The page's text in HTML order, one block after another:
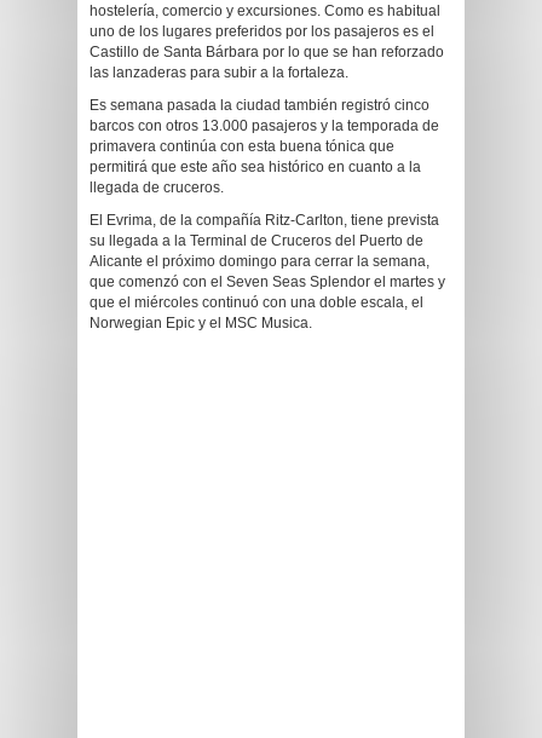
hostelería, comercio y excursiones. Como es habitual
uno de los lugares preferidos por los pasajeros es el
Castillo de Santa Bárbara por lo que se han reforzado
las lanzaderas para subir a la fortaleza.
Es semana pasada la ciudad también registró cinco
barcos con otros 13.000 pasajeros y la temporada de
primavera continúa con esta buena tónica que
permitirá que este año sea histórico en cuanto a la
llegada de cruceros.
El Evrima, de la compañía Ritz-Carlton, tiene prevista
su llegada a la Terminal de Cruceros del Puerto de
Alicante el próximo domingo para cerrar la semana,
que comenzó con el Seven Seas Splendor el martes y
que el miércoles continuó con una doble escala, el
Norwegian Epic y el MSC Musica.